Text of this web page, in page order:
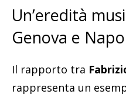
Un’eredità
Genova e
Il rapporto tra
rappresenta un